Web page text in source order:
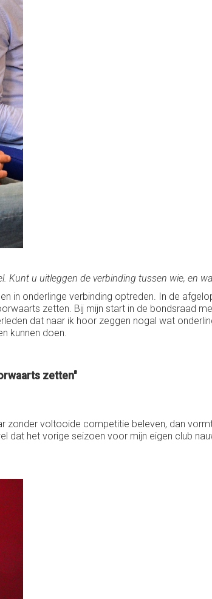
Kunt u uitleggen de verbinding tussen wie, en
in onderlinge verbinding optreden. In de
zetten. Bij mijn start in de bondsraad
dat naar ik hoor zeggen nogal wat
kunnen doen.
zetten"
zonder voltooide competitie beleven, dan
dat het vorige seizoen voor mijn eigen club